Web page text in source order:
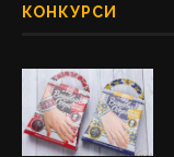
КОНКУРСИ